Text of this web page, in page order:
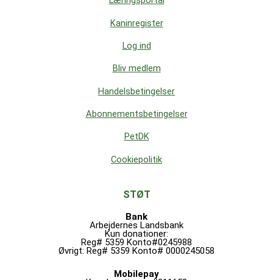
Kaninregister
Log ind
Bliv medlem
Handelsbetingelser
Abonnementsbetingelser
PetDK
Cookiepolitik
STØT
Bank
Arbejdernes Landsbank
Kun donationer:
Reg# 5359 Konto#0245988
Øvrigt: Reg# 5359 Konto# 0000245058
Mobilepay